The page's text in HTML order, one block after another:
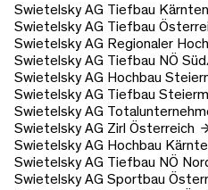
Swietelsky AG Tiefbau
Swietelsky AG Tiefbau
Swietelsky AG Regionaler
Swietelsky AG Tiefbau NÖ
Swietelsky AG Hochbau
Swietelsky AG Tiefbau
Swietelsky AG
Swietelsky AG Zirl Österreich
Swietelsky AG Hochbau
Swietelsky AG Tiefbau NÖ
Swietelsky AG Sportbau